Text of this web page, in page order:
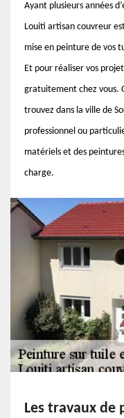
Ayant plusieurs années
Louiti artisan couvreur
mise en peinture de vos
Et pour réaliser vos
gratuitement chez vous.
trouvez dans la ville de
professionnel ou
matériels et des
charge.
Les travaux de